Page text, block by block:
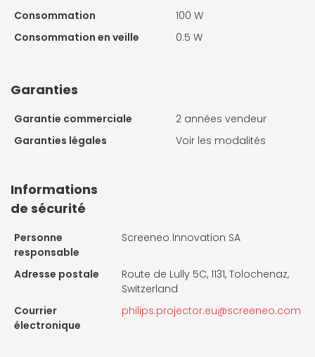
Consommation
100 W
Consommation en veille
0.5 W
Garanties
Garantie commerciale
2 années vendeur
Garanties légales
Voir les modalités
Informations
de sécurité
Personne
responsable
Screeneo Innovation SA
Adresse postale
Route de Lully 5C, 1131, Tolochenaz,
Switzerland
Courrier
électronique
philips.projector.eu@screeneo.com